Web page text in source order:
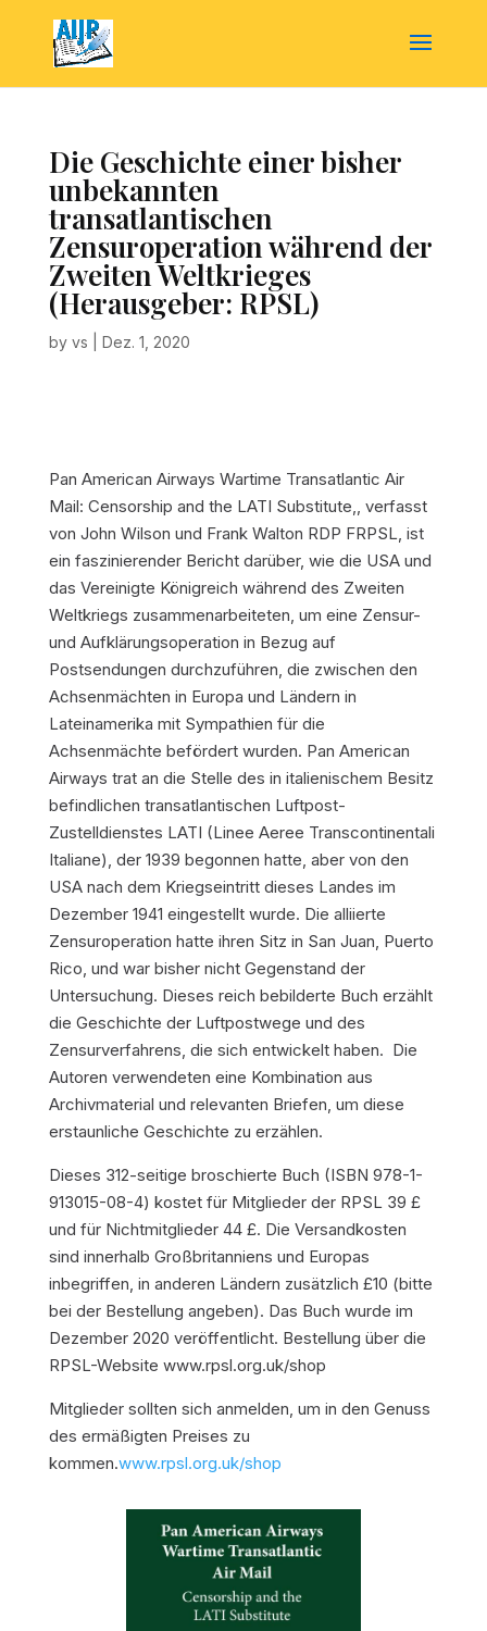
Die Geschichte einer bisher
unbekannten
transatlantischen
Zensuroperation während der
Zweiten Weltkrieges
(Herausgeber: RPSL)
by vs Dez. 1, 2020
Pan American Airways Wartime Transatlantic Air
Mail: Censorship and the LATI Substitute,, verfasst
von John Wilson und Frank Walton RDP FRPSL, ist
ein faszinierender Bericht darüber, wie die USA und
das Vereinigte Königreich während des Zweiten
Weltkriegs zusammenarbeiteten, um eine Zensur-
und Aufklärungsoperation in Bezug auf
Postsendungen durchzuführen, die zwischen den
Achsenmächten in Europa und Ländern in
Lateinamerika mit Sympathien für die
Achsenmächte befördert wurden. Pan American
Airways trat an die Stelle des in italienischem Besitz
befindlichen transatlantischen Luftpost-
Zustelldienstes LATI (Linee Aeree Transcontinentali
Italiane), der 1939 begonnen hatte, aber von den
USA nach dem Kriegseintritt dieses Landes im
Dezember 1941 eingestellt wurde. Die alliierte
Zensuroperation hatte ihren Sitz in San Juan, Puerto
Rico, und war bisher nicht Gegenstand der
Untersuchung. Dieses reich bebilderte Buch erzählt
die Geschichte der Luftpostwege und des
Zensurverfahrens, die sich entwickelt haben. Die
Autoren verwendeten eine Kombination aus
Archivmaterial und relevanten Briefen, um diese
erstaunliche Geschichte zu erzählen.
Dieses 312-seitige broschierte Buch (ISBN 978-1-
913015-08-4) kostet für Mitglieder der RPSL 39 £
und für Nichtmitglieder 44 £. Die Versandkosten
sind innerhalb Großbritanniens und Europas
inbegriffen, in anderen Ländern zusätzlich £10 (bitte
bei der Bestellung angeben). Das Buch wurde im
Dezember 2020 veröffentlicht. Bestellung über die
RPSL-Website www.rpsl.org.uk/shop
Mitglieder sollten sich anmelden, um in den Genuss
des ermäßigten Preises zu
kommen.www.rpsl.org.uk/shop